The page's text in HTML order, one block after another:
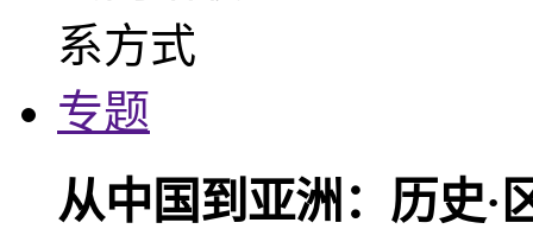
专题
从中国到亚洲：历史·